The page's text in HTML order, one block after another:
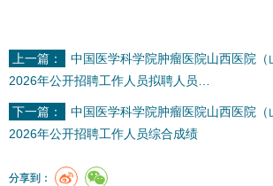
上一篇：
中国医学科学院肿瘤医院山西医院（
2026年公开招聘工作人员拟聘人员…
下一篇：
中国医学科学院肿瘤医院山西医院（
2026年公开招聘工作人员综合成绩
分享到：